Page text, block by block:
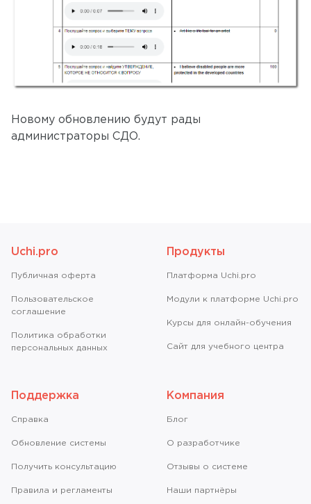
Новому обновлению будут рады
администраторы СДО.
Uchi.pro
Публичная оферта
Пользовательское
соглашение
Политика обработки
персональных данных
Продукты
Платформа Uchi.pro
Модули к платформе Uchi.pro
Курсы для онлайн-обучения
Сайт для учебного центра
Поддержка
Справкa
Обновление системы
Получить консультацию
Правила и регламенты
Компания
Блог
О разработчике
Отзывы о системе
Наши партнёры